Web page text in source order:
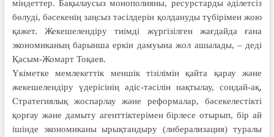
міндеттер. Бақылаусыз монополияны, ресурстарды әділетсіз
бөлуді, бәсекенің заңсыз тәсілдерін қолдануды түбірімен жою
қажет. Жекешелендіру тиімді жүргізілген жағдайда ғана
экономиканың барынша еркін дамуына жол ашылады, – деді
Қасым-Жомарт Тоқаев.
Үкіметке мемлекеттік меншік тізілімін қайта қарау және
жекешелендіру үдерісінің әдіс-тәсілін нақтылау, сондай-ақ,
Стратегиялық жоспарлау және реформалар, бәсекелестікті
қорғау және дамыту агенттіктерімен бірлесе отырып, бір ай
ішінде экономиканы ырықтандыру (либерализация) туралы